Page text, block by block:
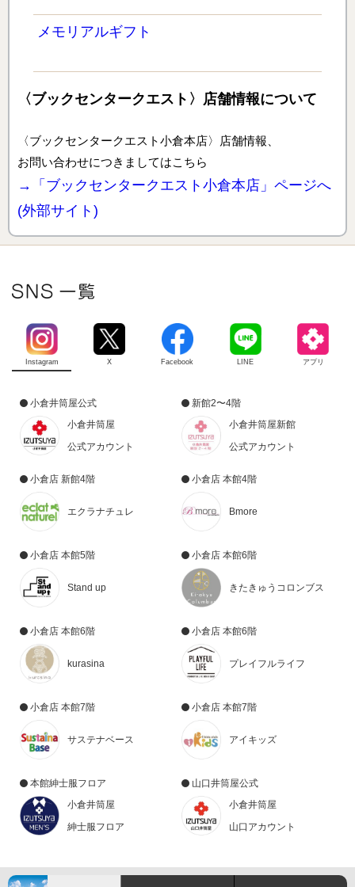
メモリアルギフト
〈ブックセンタークエスト〉店舗情報について
〈ブックセンタークエスト小倉本店〉店舗情報、
お問い合わせにつきましてはこちら
→「ブックセンタークエスト小倉本店」ページへ
(外部サイト)
Instagram X Facebook LINE アプリ
小倉井筒屋公式
小倉井筒屋
公式アカウント
新館2〜4階
小倉井筒屋新館
公式アカウント
小倉店 新館4階
エクラナチュレ
小倉店 本館4階
Bmore
小倉店 本館5階
Stand up
小倉店 本館6階
きたきゅうコロンブス
小倉店 本館6階
kurasina
小倉店 本館6階
プレイフルライフ
小倉店 本館7階
サステナベース
小倉店 本館7階
アイキッズ
本館紳士服フロア
小倉井筒屋
紳士服フロア
山口井筒屋公式
小倉井筒屋
山口アカウント